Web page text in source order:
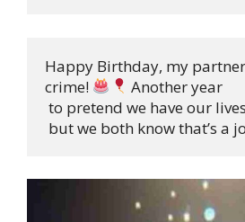
Happy Birthday, my
crime!
Another year
to pretend we have our
but we both know that’s a